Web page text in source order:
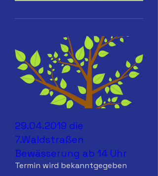
29.04.2019 die
7.Waldstraßen
Bewässerung ab 14 Uhr
Termin wird bekanntgegeben